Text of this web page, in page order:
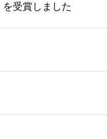
受賞しました